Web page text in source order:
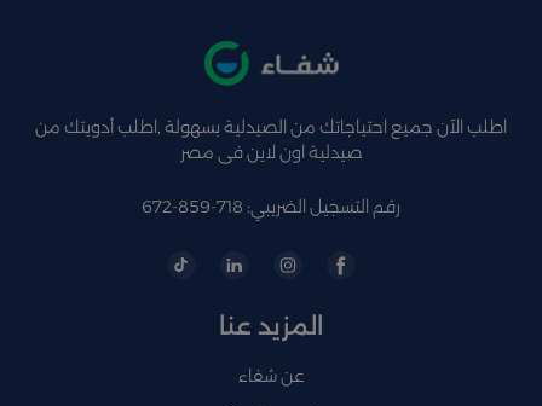
اطلب الآن جميع احتياجاتك من الصيدلية بسهولة ,اطلب أدويتك من
صيدلية اون لاين فى مصر
رقم التسجيل الضريبي: 718-859-672
المزيد عنا
عن شفاء